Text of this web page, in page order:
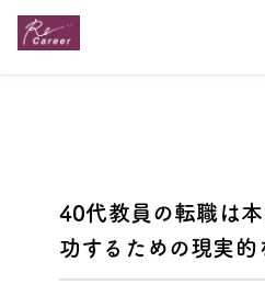
40代教員の転職は
功するための現実的